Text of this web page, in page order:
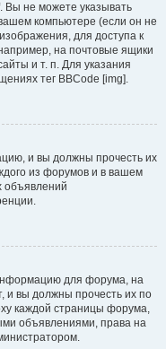
Вы не можете указывать
компьютере (если он не
для доступа к
на почтовые ящики
и т. п. Для указания
тег BBCode [img].
и вы должны прочесть их
из форумов и в вашем
объявлений
для форума, на
и вы должны прочесть их по
каждой страницы форума,
объявлениями, права на